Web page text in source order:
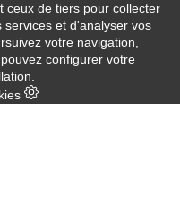
ceux de tiers pour collecter
et d'analyser vos
votre navigation,
configurer votre